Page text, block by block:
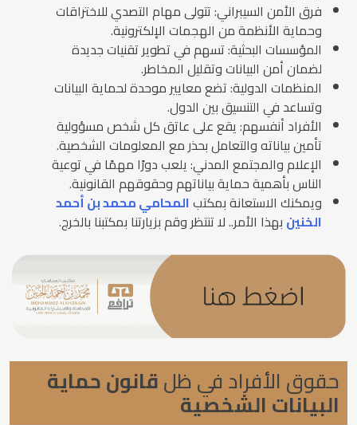
فرق الأمن السيبراني: تتولى مهام التصدي للاختراقات
وحماية الأنظمة من الهجمات الإلكترونية.
المؤسسات البحثية: تسهم في تطوير تقنيات جديدة
لضمان أمن البيانات وتقليل المخاطر.
المنظمات الدولية: تضع معايير موحدة لحماية البيانات
وتساعد في التنسيق بين الدول.
الأفراد أنفسهم: يقع على عاتق كل شخص مسؤولية
تأمين بياناته والتعامل بحذر مع المعلومات الشخصية.
الإعلام والمجتمع المدني: يلعب دورًا مهمًا في توعية
الناس بأهمية حماية بياناتهم وحقوقهم القانونية.
ويمكنك الاستعانة بمكتبالمحامي محمد بن أحمد
الخنين بهذا الأمر.. لا تنتظر وقم بزيارتنا بمكتبنا بالخرج.
حقوق الأفراد في ظلقانون حماية
البيانات الشخصية